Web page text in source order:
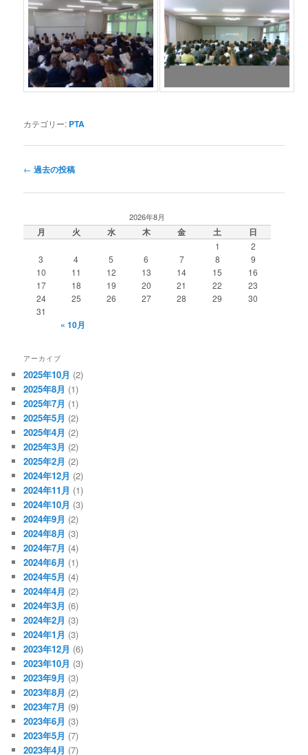
カテゴリー: PTA
投
ナ
ゲ
ー
← 過去の投稿
2026年8月
月 火 水 木 金 土 日
1
2
3
4 5 6 7 8
9
10
11 12 13 14 15
16
17
18 19 20 21 22
23
24
25 26 27 28 29
30
31
« 10月
アーカイブ
2025年10月 (2)
2025年8月 (1)
2025年7月 (1)
2025年5月 (2)
2025年4月 (2)
2025年3月 (2)
2025年2月 (2)
2024年12月 (2)
2024年11月 (1)
2024年10月 (3)
2024年9月 (2)
2024年8月 (3)
2024年7月 (4)
2024年6月 (1)
2024年5月 (4)
2024年4月 (2)
2024年3月 (6)
2024年2月 (3)
2024年1月 (3)
2023年12月 (6)
2023年10月 (3)
2023年9月 (3)
2023年8月 (2)
2023年7月 (9)
2023年6月 (3)
2023年5月 (7)
2023年4月 (7)